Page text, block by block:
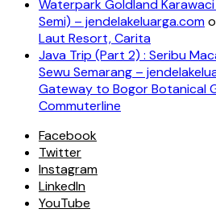
Waterpark Goldland Karawaci
Semi) – jendelakeluarga.com
Laut Resort, Carita
Java Trip (Part 2) : Seribu
Sewu Semarang –
Gateway to Bogor Botanical
Commuterline
Facebook
Twitter
Instagram
LinkedIn
YouTube